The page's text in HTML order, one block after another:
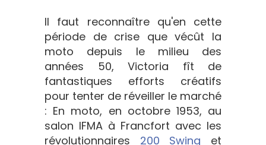
Il faut reconnaître qu'en cette
période de crise que vécût la
moto depuis le milieu des
années 50, Victoria fît de
fantastiques efforts créatifs
pour tenter de réveiller le marché
: En moto, en octobre 1953, au
salon IFMA à Francfort avec les
révolutionnaires 200 Swing et